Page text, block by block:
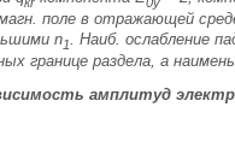
поле в отражающей
n1. Наиб. ослабление
границе раздела, а
амплитуд